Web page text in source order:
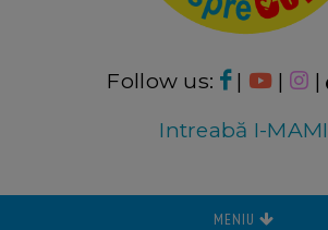
Follow us: | | |
Intreabă I-MAMI
MENIU